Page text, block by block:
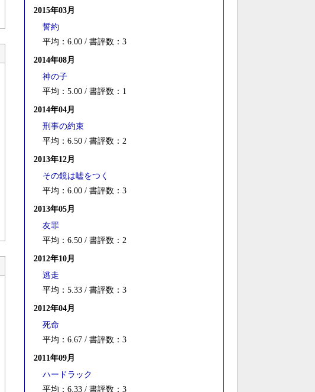
2015年03月
誓約
平均：6.00 / 書評数：3
2014年08月
神の子
平均：5.00 / 書評数：1
2014年04月
刑事の約束
平均：6.50 / 書評数：2
2013年12月
その鏡は嘘をつく
平均：6.00 / 書評数：3
2013年05月
友罪
平均：6.50 / 書評数：2
2012年10月
逃走
平均：5.33 / 書評数：3
2012年04月
死命
平均：6.67 / 書評数：3
2011年09月
ハードラック
平均：6.33 / 書評数：3